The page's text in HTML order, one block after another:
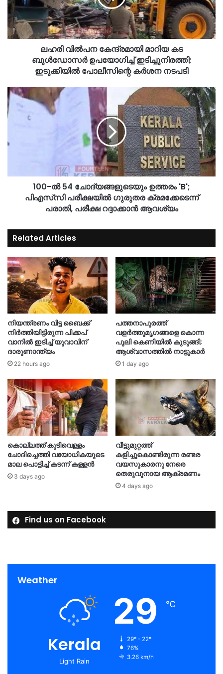
ലഹരി വിൽപന കേന്ദ്രമായി മാറിയ കട
ബുൾഡോസർ ഉപയോഗിച്ച് ഇടിച്ചുനിരത്തി;
ഇടുക്കിയിൽ പോലീസിന്റെ കർശന നടപടി
100-ൽ 54 ചോദ്യങ്ങളുടെയും ഉത്തരം 'B';
പിഎസ്‌സി പരീക്ഷയിൽ ഗുരുതര ക്രമക്കേടെന്ന്
പരാതി, പരീക്ഷ റദ്ദാക്കാൻ ആവശ്യം
Related Articles
നിയന്ത്രണം വിട്ട ബൈക്ക്
നിർത്തിയിട്ടിരുന്ന പിക്കപ്
വാനിൽ ഇടിച്ച് യുവാവിന്
ദാരുണാന്ത്യം
22 hours ago
പത്തനാപുരത്ത്
വളർത്തുമൃഗങ്ങളെ കൊന്ന
പുലി കെണിയിൽ കുടുങ്ങി;
ആശ്വാസത്തിൽ നാട്ടുകാർ
1 day ago
കൊല്ലത്ത് കുടിവെള്ളം
ചോദിച്ചെത്തി വയോധികയുടെ
മാല പൊട്ടിച്ച് കടന്ന് കള്ളൻ
3 days ago
വീട്ടുമുറ്റത്ത്
കളിച്ചുകൊണ്ടിരുന്ന രണ്ടര
വയസുകാരനു നേരെ
തെരുവുനായ ആക്രമണം
4 days ago
Find us on Facebook
Weather
Kerala
Light Rain
29 ℃
29º - 22º
76%
3.26 km/h